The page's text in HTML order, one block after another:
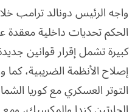
واجه الرئيس دونالد ترامب
الحكم تحديات داخلية معقدة
كبيرة تشمل إقرار قوانين
إصلاح الأنظمة الضريبية، كما
التوتر العسكري مع كوريا